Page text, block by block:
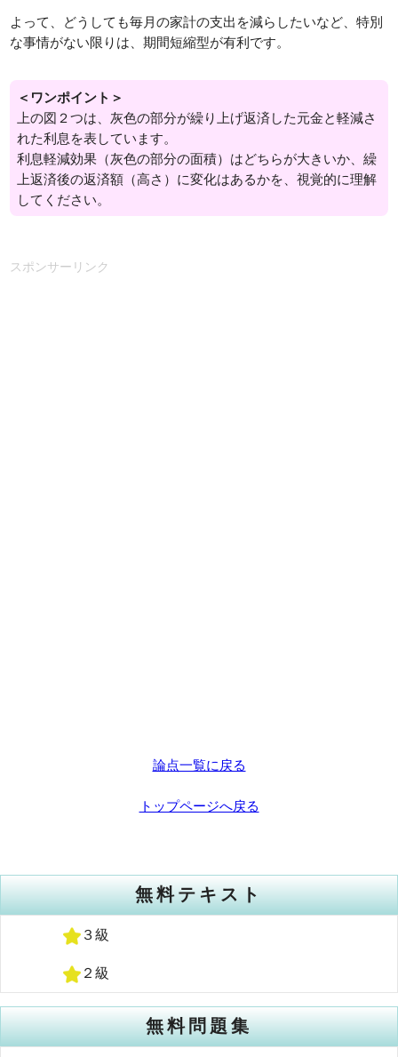
よって、どうしても毎月の家計の支出を減らしたいなど、特別
な事情がない限りは、期間短縮型が有利です。
＜ワンポイント＞
上の図２つは、灰色の部分が繰り上げ返済した元金と軽減さ
れた利息を表しています。
利息軽減効果（灰色の部分の面積）はどちらが大きいか、繰
上返済後の返済額（高さ）に変化はあるかを、視覚的に理解
してください。
スポンサーリンク
論点一覧に戻る
トップページへ戻る
無料テキスト
３級
２級
無料問題集